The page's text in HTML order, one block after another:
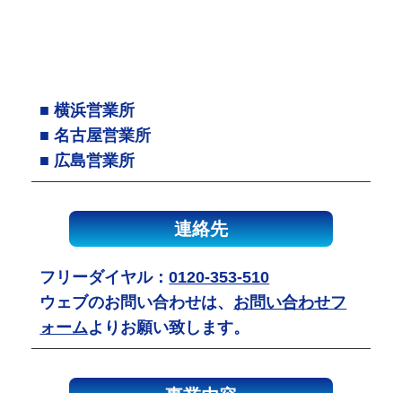
■ 横浜営業所
■ 名古屋営業所
■ 広島営業所
連絡先
フリーダイヤル：0120-353-510
ウェブのお問い合わせは、 お問い合わせフ
ォームよりお願い致します。